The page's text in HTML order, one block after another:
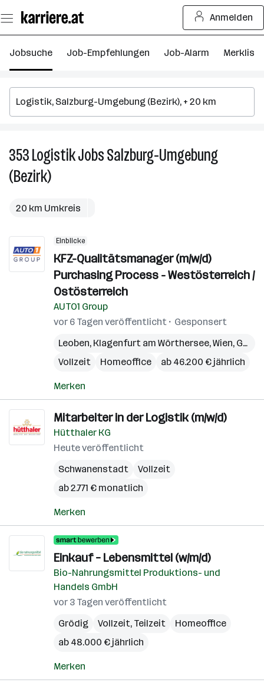
Seiteninhalt
springen
Anmelden
Jobsuche Job-Empfehlungen Job-Alarm Merkliste
353LogistikJobsSalzburg-Umgebung
(Bezirk)
20 km Umkreis
Einblicke
KFZ-Qualitätsmanager (m/w/d)
Purchasing Process - Westösterreich /
Ostösterreich
AUTO1 Group
vor 6 Tagen veröffentlicht
Gesponsert
Leoben, Klagenfurt am Wörthersee,Wien, Graz
Vollzeit
Homeoffice ab 46.200 € jährlich
Merken
Mitarbeiter in der Logistik (m/w/d)
Hütthaler KG
Heute veröffentlicht
Schwanenstadt
Vollzeit
ab 2.771 € monatlich
Merken
Einkauf – Lebensmittel (w/m/d)
Bio-Nahrungsmittel Produktions- und
Handels GmbH
vor 3 Tagen veröffentlicht
Grödig
Vollzeit, Teilzeit
Homeoffice
ab 48.000 € jährlich
Merken